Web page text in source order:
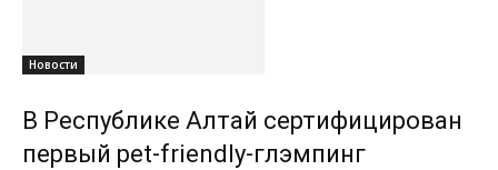
Новости
В Республике Алтай сертифицирован
первый pet-friendly-глэмпинг